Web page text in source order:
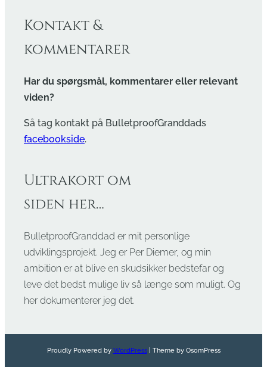
Kontakt &
kommentarer
Har du spørgsmål, kommentarer eller relevant
viden?
Så tag kontakt på BulletproofGranddads
facebookside.
Ultrakort om
siden her…
BulletproofGranddad er mit personlige
udviklingsprojekt. Jeg er Per Diemer, og min
ambition er at blive en skudsikker bedstefar og
leve det bedst mulige liv så længe som muligt. Og
her dokumenterer jeg det.
Proudly Powered by WordPress| Theme by OsomPress